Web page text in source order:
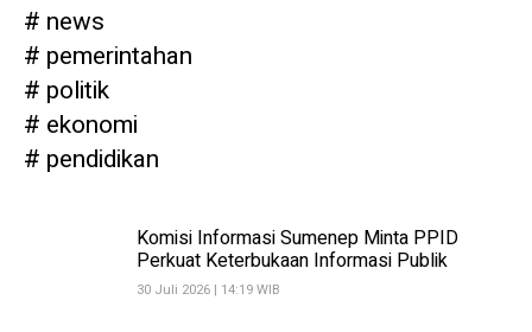
news
pemerintahan
politik
ekonomi
pendidikan
Komisi Informasi Sumenep Minta PPID
Perkuat Keterbukaan Informasi Publik
30 Juli 2026 | 14:19 WIB